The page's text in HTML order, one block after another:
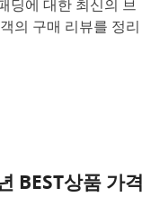
딩에 대한 최신의 브
의 구매 리뷰를 정리
BEST상품 가격